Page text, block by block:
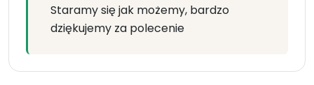
Staramy się jak możemy, bardzo
dziękujemy za polecenie